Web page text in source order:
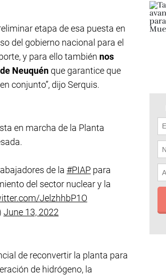
etapa de esa puesta en
del gobierno nacional para el
y para ello también nos
Neuquén que garantice que
conjunto”, dijo Serquis.
en marcha de la Planta
de la #PIAPpara
del sector nuclear y la
JelzhhbP1O
June 13, 2022
de reconvertir la planta para
de hidrógeno, la